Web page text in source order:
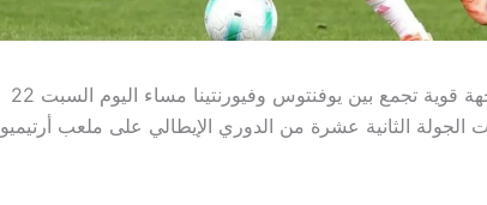
يترقب عشاق الكالتشيو مواجهة قوية تجمع بين يوفنتوس وفيورنتينا مساء اليوم السبت 22
منافسات الجولة الثانية عشرة من الدوري الإيطالي على ملعب أرتيميو